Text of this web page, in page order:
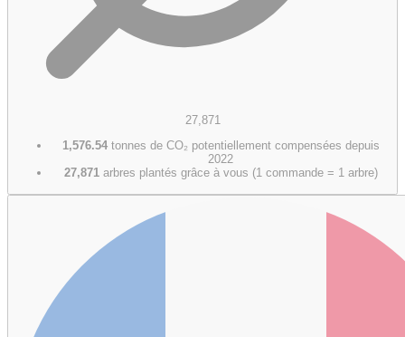
27,871
1,576.54tonnes de CO₂ potentiellement compensées depuis
2022
27,871 arbres plantés grâce à vous (1 commande = 1 arbre)